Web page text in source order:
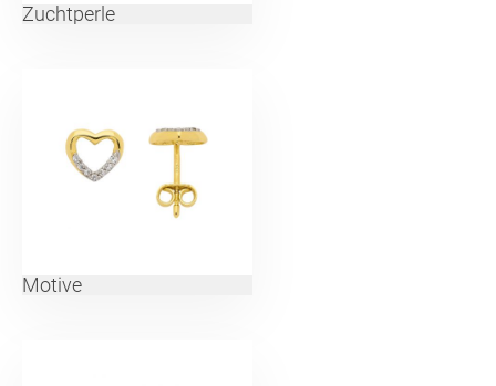
Zuchtperle
Motive